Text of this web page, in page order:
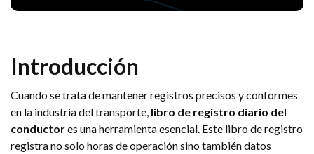
Introducción
Cuando se trata de mantener registros precisos y conformes
en la industria del transporte, libro de registro diario del
conductores una herramienta esencial. Este libro de registro
registra no solo horas de operación sino también datos